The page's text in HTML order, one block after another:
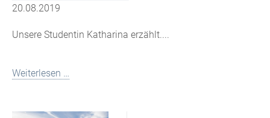
20.08.2019
Unsere Studentin Katharina erzählt....
Weiterlesen …